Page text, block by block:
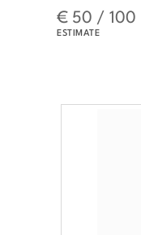
€ 50 / 100
ESTIMATE